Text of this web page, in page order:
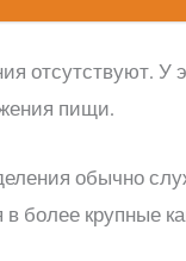
отсутствуют. У
пищи.
обычно
более крупные